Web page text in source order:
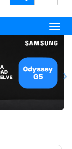
Next